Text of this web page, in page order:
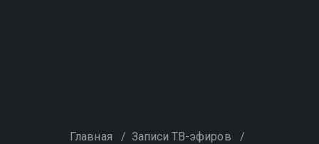
Главная / Записи ТВ-эфиров /